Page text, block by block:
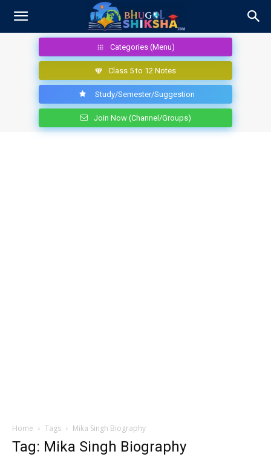
Categories (Menu)
Class 5 to 12 Notes
Study/Semester/Suggestion
Join Now (Channel/Groups)
Home Tags Mika Singh Biography
Tag: Mika Singh Biography